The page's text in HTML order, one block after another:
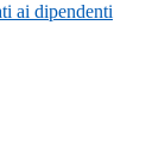
ai dipendenti